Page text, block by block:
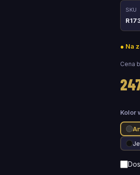
SKU
● Na
Cena
Kolor